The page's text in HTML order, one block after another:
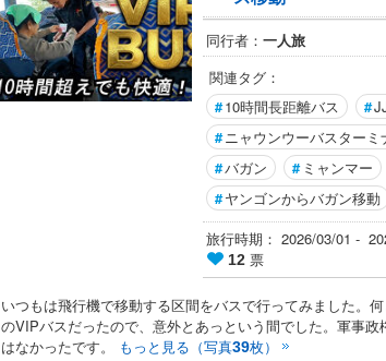
同行者： 一人旅
関連タグ：
#10時間長距離バス #
#ニャウンウーバスターミ
#バガン # ミャンマー
#ヤンゴンからバガン移動
旅行時期： 2026/03/01 -
12 票
いつもは飛行機で移動する区間をバスで行ってみました。
のVIPバスだったので、意外とあっという間でした。軍事
はなかったです。
もっと見る（写真39枚）